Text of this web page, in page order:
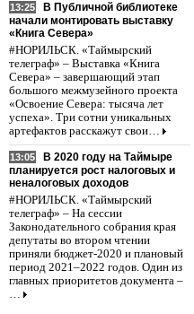
13:25
В Публичной библиотеке
начали монтировать выставку
«Книга Севера»
#НОРИЛЬСК. «Таймырский
телеграф» – Выставка «Книга
Севера» – завершающий этап
большого межмузейного проекта
«Освоение Севера: тысяча лет
успеха». Три сотни уникальных
артефактов расскажут свои…
13:05
В 2020 году на Таймыре
планируется рост налоговых и
неналоговых доходов
#НОРИЛЬСК. «Таймырский
телеграф» – На сессии
Законодательного собрания края
депутаты во втором чтении
приняли бюджет-2020 и плановый
период 2021–2022 годов. Один из
главных приоритетов документа –
…